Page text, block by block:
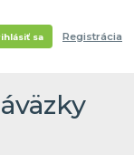
sa Registrácia